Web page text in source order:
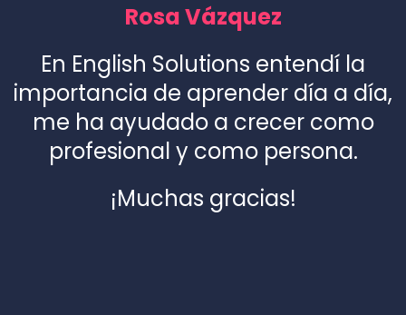
Rosa Vázquez
En English Solutions entendí la
importancia de aprender día a día,
me ha ayudado a crecer como
profesional y como persona.
¡Muchas gracias!